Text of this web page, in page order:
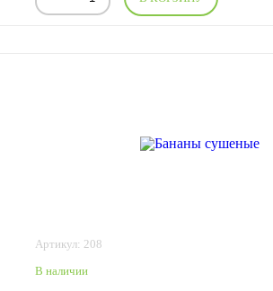
Артикул: 208
В наличии